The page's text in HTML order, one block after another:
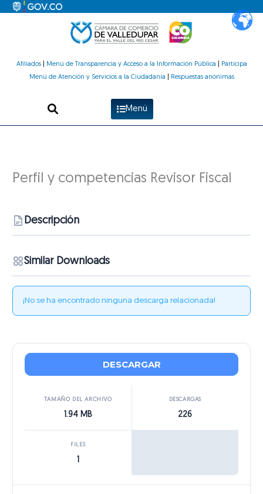
Afiliados| Menú de Transparencia y Acceso a la Información Pública
Participa
Menú de Atención y Servicios a la Ciudadanía
Respuestas anónimas
Menú
Perfil y competencias Revisor Fiscal
Descripción
Similar Downloads
¡No se ha encontrado ninguna descarga relacionada!
DESCARGAR
TAMAÑO DEL ARCHIVO
1.94 MB
DESCARGAS
226
FILES